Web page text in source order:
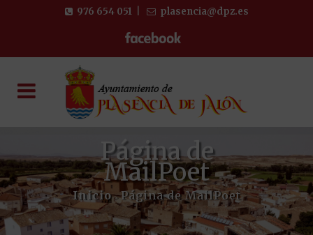
976 654 051 plasencia@dpz.es
Página de
MailPoet
Inicio>Página de MailPoet